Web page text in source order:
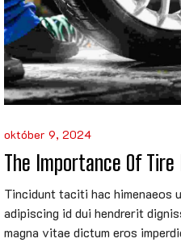
október 9, 2024
The Importance Of Tire
Tincidunt taciti hac himenaeos
adipiscing id dui hendrerit
magna vitae dictum eros